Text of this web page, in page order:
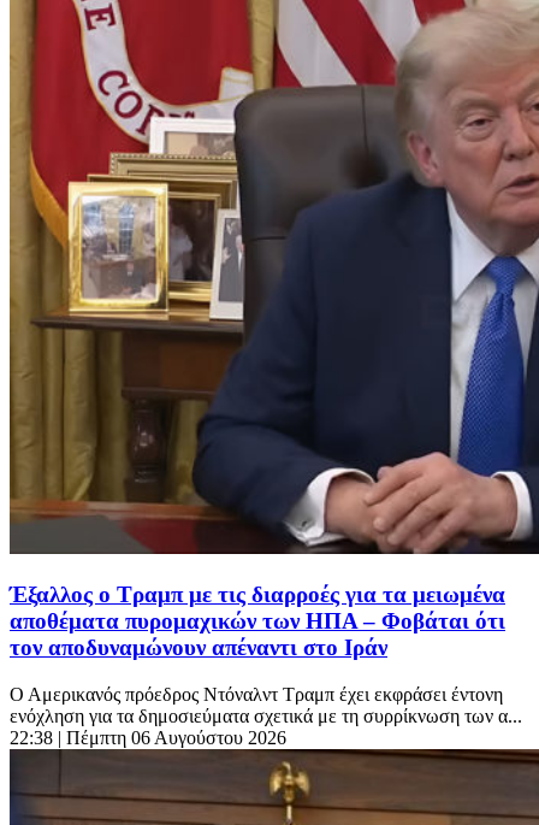
Έξαλλος ο Τραμπ με τις διαρροές για τα μειωμένα
αποθέματα πυρομαχικών των ΗΠΑ – Φοβάται ότι
τον αποδυναμώνουν απέναντι στο Ιράν
Ο Αμερικανός πρόεδρος Ντόναλντ Τραμπ έχει εκφράσει έντονη
ενόχληση για τα δημοσιεύματα σχετικά με τη συρρίκνωση των α...
22:38 | Πέμπτη 06 Αυγούστου 2026